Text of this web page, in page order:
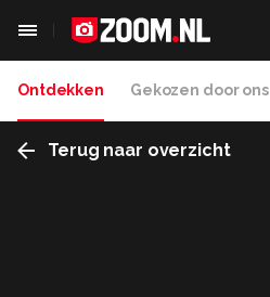
Ontdekken Gekozen door ons
Terug naar overzicht